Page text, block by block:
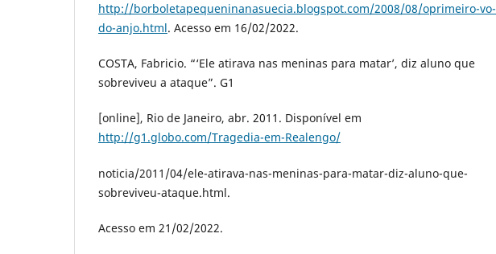
http://borboletapequeninanasuecia.blogspot.com/2008/08/oprimeiro-vo-
do-anjo.html. Acesso em 16/02/2022.
COSTA, Fabricio. “‘Ele atirava nas meninas para matar’, diz aluno que
sobreviveu a ataque”. G1
[online], Rio de Janeiro, abr. 2011. Disponível em
http://g1.globo.com/Tragedia-em-Realengo/
noticia/2011/04/ele-atirava-nas-meninas-para-matar-diz-aluno-que-
sobreviveu-ataque.html.
Acesso em 21/02/2022.